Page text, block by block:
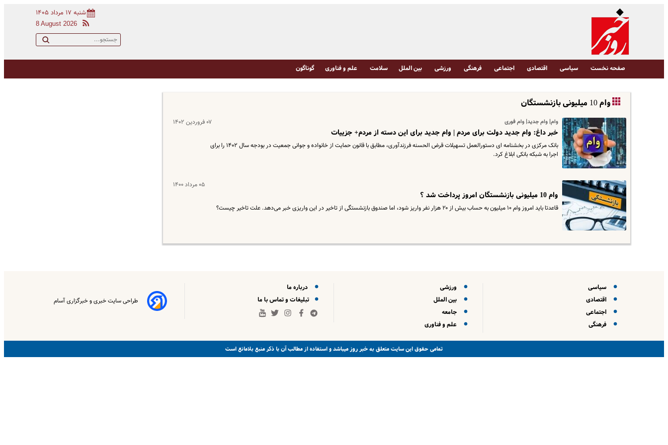
شنبه ۱۷ مرداد ۱۴۰۵
8 August 2026
صفحه نخست سیاسی اقتصادی اجتماعی فرهنگی ورزشی بین الملل سلامت علم و فناوری گوناگون
وام 10 میلیونی بازنشستگان
وام| وام جدید| وام فوری ۰۷ فروردین ۱۴۰۲
خبر داغ: وام جدید دولت برای مردم | وام جدید برای این دسته از مردم+ جزییات
بانک مرکزی در بخشنامه ای دستورالعمل تسهیلات قرض الحسنه فرزندآوری، مطابق با قانون حمایت از خانواده و جوانی جمعیت در بودجه سال ۱۴۰۲ را برای
اجرا به شبکه بانکی ابلاغ کرد.
۰۵ مرداد ۱۴۰۰
وام 10 میلیونی بازنشستگان امروز پرداخت شد ؟
قاعدتا باید امروز وام ۱۰ میلیون به حساب بیش از ۲۰ هزار نفر واریز شود، اما صندوق بازنشستگی از تاخیر در این واریزی خبر می‌دهد. علت تاخیر چیست؟
سیاسی
اقتصادی
اجتماعی
فرهنگی
ورزشی
بین الملل
جامعه
علم و فناوری
درباره ما
تبلیغات و تماس با ما
طراحی سایت خبری و خبرگزاری آسام
تمامی حقوق این سایت متعلق بهخبر روزمیباشد و استفاده از مطالب آن با ذکر منبع بلامانع است